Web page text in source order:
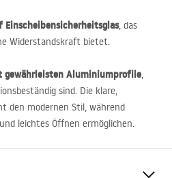
, das
Widerstandskraft bietet.
Aluminiumprofile,
sind. Die klare,
den modernen Stil, während
leichtes Öffnen ermöglichen.